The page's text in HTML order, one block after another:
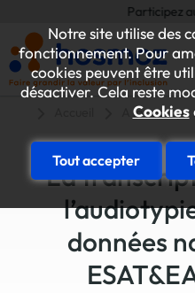
Notre site utilise des
fonctionnement. Pour
cookies peuvent être
désactiver. Cela reste
Cookies
Tout accepter
Participez
A la une
La
données